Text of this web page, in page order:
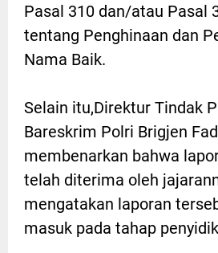
Pasal 310 dan/atau Pasal
tentang Penghinaan dan
Nama Baik.
Selain itu,Direktur Tindak
Bareskrim Polri Brigjen
membenarkan bahwa
telah diterima oleh
mengatakan laporan
masuk pada tahap